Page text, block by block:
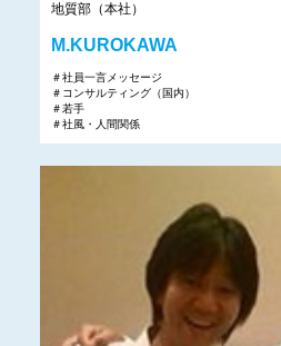
地質部（本社）
M.KUROKAWA
＃社員一言メッセージ
＃コンサルティング（国内）
＃若手
＃社風・人間関係